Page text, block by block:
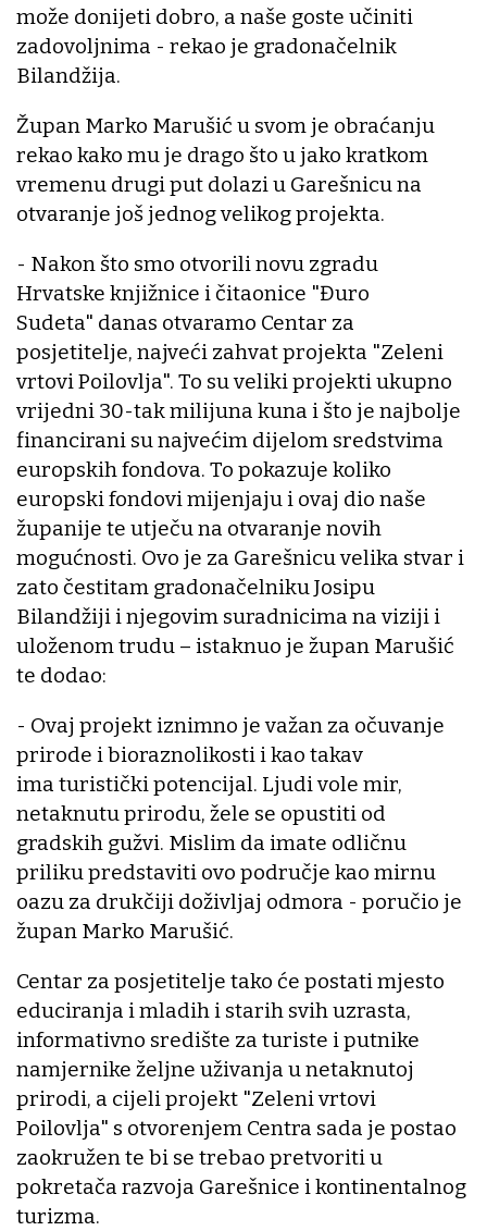
može donijeti dobro, a naše goste učiniti
zadovoljnima - rekao je gradonačelnik
Bilandžija.
Župan Marko Marušić u svom je obraćanju
rekao kako mu je drago što u jako kratkom
vremenu drugi put dolazi u Garešnicu na
otvaranje još jednog velikog projekta.
- Nakon što smo otvorili novu zgradu
Hrvatske knjižnice i čitaonice "Đuro
Sudeta" danas otvaramo Centar za
posjetitelje, najveći zahvat projekta "Zeleni
vrtovi Poilovlja". To su veliki projekti ukupno
vrijedni 30-tak milijuna kuna i što je najbolje
financirani su najvećim dijelom sredstvima
europskih fondova. To pokazuje koliko
europski fondovi mijenjaju i ovaj dio naše
županije te utječu na otvaranje novih
mogućnosti. Ovo je za Garešnicu velika stvar i
zato čestitam gradonačelniku Josipu
Bilandžiji i njegovim suradnicima na viziji i
uloženom trudu – istaknuo je župan Marušić
te dodao:
- Ovaj projekt iznimno je važan za očuvanje
prirode i bioraznolikosti i kao takav
ima turistički potencijal. Ljudi vole mir,
netaknutu prirodu, žele se opustiti od
gradskih gužvi. Mislim da imate odličnu
priliku predstaviti ovo područje kao mirnu
oazu za drukčiji doživljaj odmora - poručio je
župan Marko Marušić.
Centar za posjetitelje tako će postati mjesto
educiranja i mladih i starih svih uzrasta,
informativno središte za turiste i putnike
namjernike željne uživanja u netaknutoj
prirodi, a cijeli projekt "Zeleni vrtovi
Poilovlja" s otvorenjem Centra sada je postao
zaokružen te bi se trebao pretvoriti u
pokretača razvoja Garešnice i kontinentalnog
turizma.